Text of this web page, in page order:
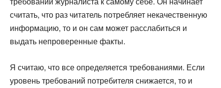
считать, что раз читатель потребляет некачественную
информацию, то и он сам может расслабиться и
выдать непроверенные факты.
Я считаю, что все определяется требованиями. Если
уровень требований потребителя снижается, то и